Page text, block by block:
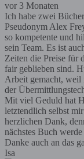
vor 3 Monaten
Ich habe zwei
Pseudonym Alex
so kompetente und
sein Team. Es ist
Zeiten die Preise für
fair geblieben sind.
Arbeit gemacht, weil
der
Mit viel Geduld hat
letztendlich selbst
herzlichen Dank,
nächstes Buch
Danke auch an das
Isa